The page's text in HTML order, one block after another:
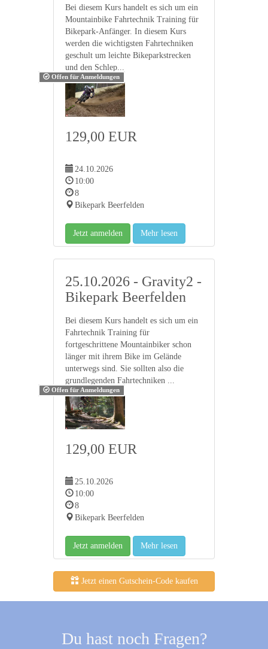
Bei diesem Kurs handelt es sich um ein
Mountainbike Fahrtechnik Training für
Bikepark-Anfänger. In diesem Kurs
werden die wichtigsten Fahrtechniken
geschult um leichte Bikeparkstrecken
und den Schlep...
Offen für Anmeldungen
129,00 EUR
24.10.2026
10:00
8
Bikepark Beerfelden
Jetzt anmelden Mehr lesen
25.10.2026 - Gravity2 -
Bikepark Beerfelden
Bei diesem Kurs handelt es sich um ein
Fahrtechnik Training für
fortgeschrittene Mountainbiker schon
länger mit ihrem Bike im Gelände
unterwegs sind. Sie sollten also die
grundlegenden Fahrtechniken ...
Offen für Anmeldungen
129,00 EUR
25.10.2026
10:00
8
Bikepark Beerfelden
Jetzt anmelden Mehr lesen
Jetzt einen Gutschein-Code kaufen
Du hast noch Fragen?